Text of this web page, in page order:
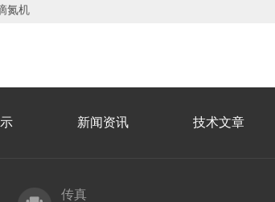
氮机
新闻资讯 技术文章
传真